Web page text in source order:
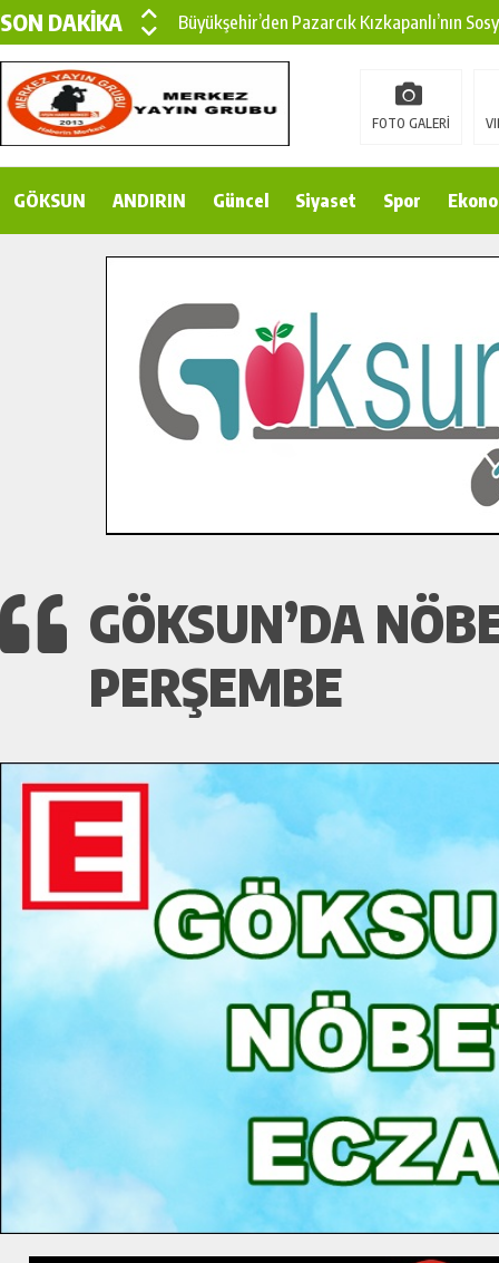
SON DAKİKA
Büyükşehir’den Pazarcık Kızkapanlı’nın
Büyükşehir’den Pazarcık Kırsalına Modern
Çin’den KSÜ’ye Uluslararası Başarı:
Gençler Pusula Maraş Kampında Yeni
İlçe Jandarma Komutanı Karakaya’dan
Bertiz’in Yeni Köprüsünde Sona Doğru.
FOTO GALERİ
GÖKSUN ANDIRIN Güncel Siyaset Spor
GÖKSUN’DA
PERŞEMBE